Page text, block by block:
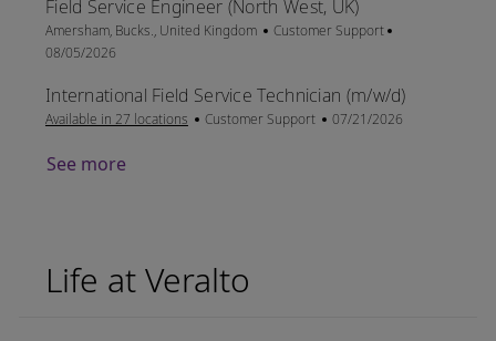
Field Service Engineer (North West, UK)
Location
Amersham, Bucks., United Kingdom Category
Customer Support
08/05/2026
International Field Service Technician (m/w/d)
Available in 27 locations Category
Customer Support Posted Date
07/21/2026
See more
Life at Veralto